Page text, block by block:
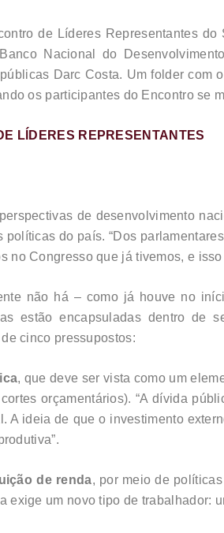
de Líderes Representantes
Nacional do
Darc Costa. Um folder com
os participantes do Encontro se
LÍDERES REPRESENTANTES
de desenvolvimento
do país. “Dos
no Congresso que já tivemos, e
não há – como já houve no
estão encapsuladas dentro de
cinco pressupostos:
, que deve ser vista como um
orçamentários). “A dívida
A ideia de que o investimento
de renda, por meio de
exige um novo tipo de trabalhador: